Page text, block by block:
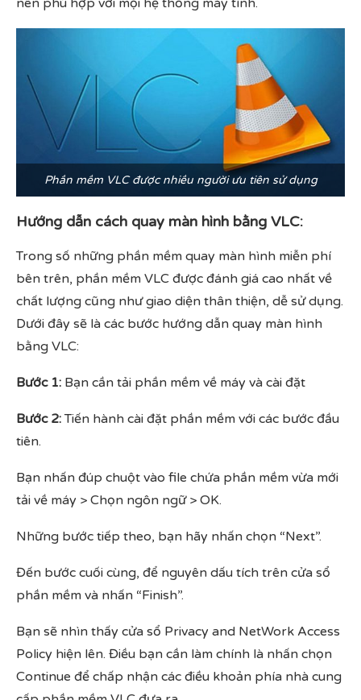
Phần mềm VLC được nhiều người ưu tiên sử dụng
Hướng dẫn cách quay màn hình bằng VLC:
Trong số những phần mềm quay màn hình miễn phí
bên trên, phần mềm VLC được đánh giá cao nhất về
chất lượng cũng như giao diện thân thiện, dễ sử dụng.
Dưới đây sẽ là các bước hướng dẫn quay màn hình
bằng VLC:
Bước 1: Bạn cần tải phần mềm về máy và cài đặt
Bước 2:Tiến hành cài đặt phần mềm với các bước đầu
tiên.
Bạn nhấn đúp chuột vào file chứa phần mềm vừa mới
tải về máy > Chọn ngôn ngữ > OK.
Những bước tiếp theo, bạn hãy nhấn chọn “Next”.
Đến bước cuối cùng, để nguyên dấu tích trên cửa sổ
phần mềm và nhấn “Finish”.
Bạn sẽ nhìn thấy cửa sổ Privacy and NetWork Access
Policy hiện lên. Điều bạn cần làm chính là nhấn chọn
Continue để chấp nhận các điều khoản phía nhà cung